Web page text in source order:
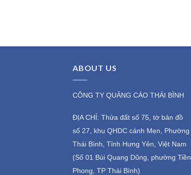
ABOUT US
CÔNG TY QUẢNG CÁO THÁI BÌNH
ĐỊA CHỈ: Thửa đất số 75, tờ bản đồ
số 27, khu QHDC cánh Mẹn, Phường
Thái Bình, Tỉnh Hưng Yên, Việt Nam
(Số 01 Bùi Quang Dũng, phường Tiền
Phong, TP Thái Bình)